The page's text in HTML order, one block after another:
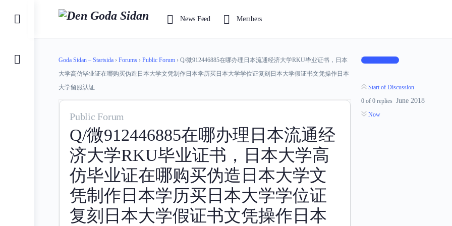
News Feed Members
Goda Sidan – Startsida › Forums › Public Forum › Q/微912446885在哪办理日本流通经济大学RKU毕业证书，日本
大学高仿毕业证在哪购买伪造日本大学文凭制作日本学历买日本大学学位证复刻日本大学假证书文凭操作日本
大学留服认证
Public Forum
Q/微912446885在哪办理日本流通经
济大学RKU毕业证书，日本大学高
仿毕业证在哪购买伪造日本大学文
凭制作日本学历买日本大学学位证
复刻日本大学假证书文凭操作日本
Log In to Reply
Start of Discussion
0 of 0 replies June 2018
Now